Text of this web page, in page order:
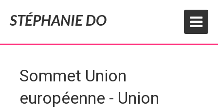
STÉPHANIE DO
Sommet Union
européenne - Union